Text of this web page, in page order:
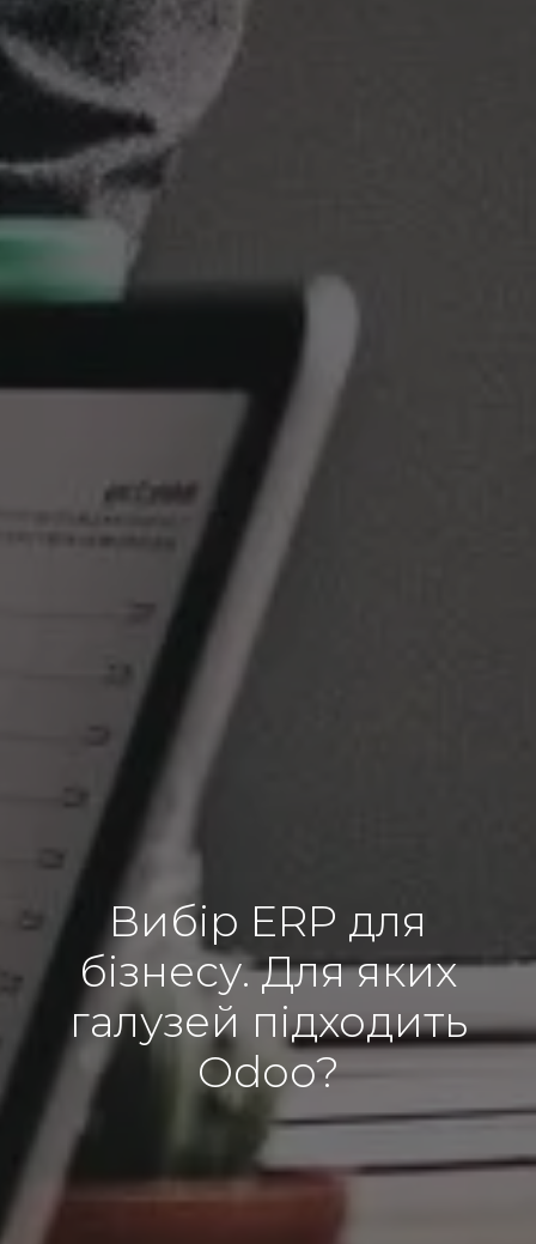
Вибір ERP для
бізнесу. Для яких
галузей підходить
Odoo?